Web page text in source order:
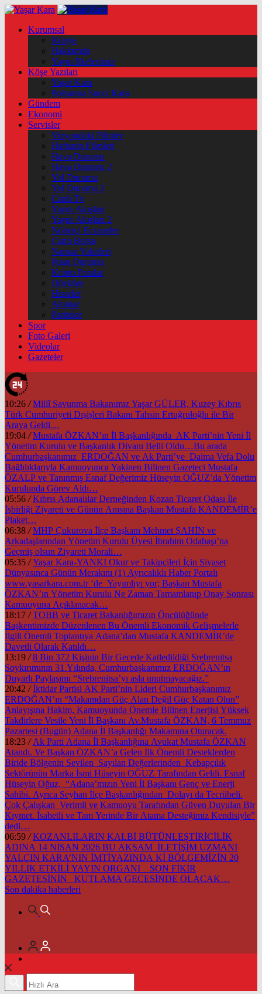
Kurumsal
Künye
Hakkımda
Yayın İlkelerimiz
Köşe Yazıları
Yaşar Kara
Polyanna Succi Kara
Gündem
Ekonomi
Servisler
Vizyondaki Filmler
Haftanin Filmleri
Hava Durumu
Hava Durumu 2
Yol Durumu
Yol Durumu 2
Canlı Tv
Yayın Akışları
Yayın Akışları 2
Nöbetçi Eczaneler
Canlı Borsa
Namaz Vakitleri
Puan Durumu
Kripto Paralar
Dövizler
Hisseler
Altınlar
Pariteler
Spor
Foto Galeri
Videolar
Gazeteler
10:26 / Millî Savunma Bakanımız Yaşar GÜLER, Kuzey Kıbrıs
Türk Cumhuriyeti Dışişleri Bakanı Tahsin Ertuğruloğlu ile Bir
Araya Geldi…
19:04 / Mustafa ÖZKAN’ın İl Başkanlığında AK Parti’nin Yeni İl
Yönetim Kurulu ve Başkanlık Divanı Belli Oldu…Bu arada
Cumhurbaşkanımız ERDOĞAN ve Ak Parti’ye Daima Vefa Dolu
Bağlılıklarıyla Kamuoyunca Yakinen Bilinen Gazeteci Mustafa
ÖZALP ve Tanınmış Esnaf Değerimiz Hüseyin OĞUZ’da Yönetim
Kurulunda Görev Aldı…
05:56 / Kıbrıs Adanalılar Derneğinden Kozan Ticaret Odası İle
İşbirliği Ziyareti ve Günün Anısına Başkan Mustafa KANDEMİR’e
Plaket…
06:38 / MHP Çukurova İlçe Başkanı Mehmet ŞAHİN ve
Arkadaşlarından Yönetim Kurulu Üyesi İbrahim Odabaşı’na
Geçmiş olsun Ziyareti Morali…
05:35 / Yaşar Kara-YANKI Okur ve Takipçileri İçin Siyaset
Dünyasınca Günün Merakını (1) Ayrıcalıklı Haber Portalı
www.yasarkara.com.tr ‘de Yayımlıyı yor; Başkan Mustafa
ÖZKAN’ın Yönetim Kurulu Ne Zaman Tamamlanıp Onay Sonrası
Kamuoyuna Açıklanacak…
18:17 / TOBB ve Ticaret Bakanlığımızın Öncülüğünde
Başkentimizde Düzenlenen Bu Önemli Ekonomik Gelişmelerle
İlgili Önemli Toplantıya Adana’dan Mustafa KANDEMİR’de
Davetli Olarak Katıldı…
13:19 / 8 Bin 372 Kişinin Bir Gecede Katledildiği Srebrenitsa
Soykırımının 31.Yılında, Cumhurbaşkanımız ERDOĞAN’ın
Duyarlı Paylaşımı “Srebrenitsa’yı asla unutmayacağız.”
20:42 / İktidar Partisi AK Parti’nin Lideri Cumhurbaşkanımız
ERDOĞAN’ın “Makamdan Güç Alan Değil Güç Katan Olun”
Anlayışına Hakim, Kamuoyunda Önemle Bilinen Enerjisi Yüksek
Takdirlere Vesile Yeni İl Başkanı Av.Mustafa ÖZKAN, 6 Temmuz
Pazartesi (Bugün) Adana İl Başkanlığı Makamına Oturacak.
18:23 / Ak Parti Adana İl Başkanlığına Avukat Mustafa ÖZKAN
Atandı. Ve Başkan ÖZKAN’a Gelen İlk Önemli Desteklerden
Biride Bölgenin Sevilen Sayılan Değerlerinden Kebapçılık
Sektörünün Marka İsmi Hüseyin OĞUZ Tarafından Geldi. Esnaf
Hüseyin Oğuz, “Adana’mızın Yeni İl Başkanı Genç ve Enerji
Sahibi. Ayrıca Seyhan İlçe Başkanlığından Dolayı da Tecrübeli.
Çok Çalışkan Verimli ve Kamuoyu Tarafından Güven Duyulan Bir
Kıymet. İsabetli ve Tam Yerinde Bir Atama Desteğimiz Kendisiyle”
dedi…
06:59 / KOZANLILARIN KALBİ BÜTÜNLEŞTİRİCİLİK
ADINA 14 NİSAN 2026 BU AKŞAM İLETİŞİM UZMANI
YALÇIN KARA’NIN İMTİYAZINDA Kİ BÖLGEMİZİN 20
YILLIK ETKİLİ YAYIN ORGANI SON FİKİR
GAZETESİNİN KUTLAMA GECESİNDE OLACAK…
Son dakika haberleri